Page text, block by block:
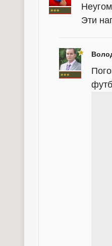
Эти